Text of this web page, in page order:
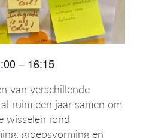
g
i
– 16:15
van verschillende
ruim een jaar samen om
wisselen rond
groepsvorming en